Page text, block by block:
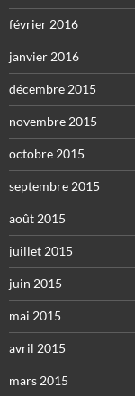
février 2016
janvier 2016
décembre 2015
novembre 2015
octobre 2015
septembre 2015
août 2015
juillet 2015
juin 2015
mai 2015
avril 2015
mars 2015